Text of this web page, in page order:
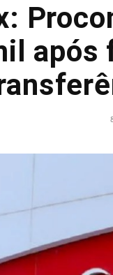
após